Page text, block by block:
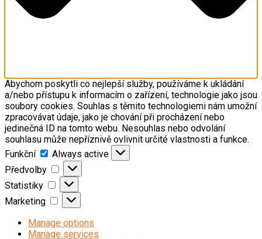
Abychom poskytli co nejlepší služby, používáme k ukládání
a/nebo přístupu k informacím o zařízení, technologie jako jsou
soubory cookies. Souhlas s těmito technologiemi nám umožní
zpracovávat údaje, jako je chování při procházení nebo
jedinečná ID na tomto webu. Nesouhlas nebo odvolání
souhlasu může nepříznivě ovlivnit určité vlastnosti a funkce.
Funkční
Funkční
Always active
Předvolby
Předvolby
Statistiky
Statistiky
Marketing
Marketing
Manage options
Manage services